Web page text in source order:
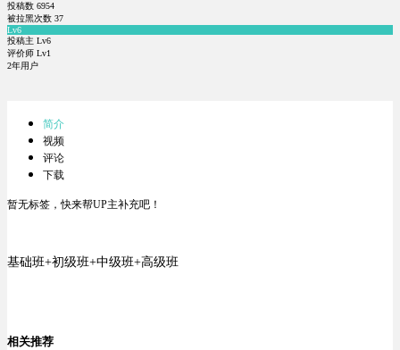
投稿数 6954
被拉黑次数 37
Lv6
投稿主 Lv6
评价师 Lv1
2年用户
简介
视频
评论
下载
暂无标签，快来帮UP主补充吧！
基础班+初级班+中级班+高级班 ​ ​​​
相关推荐